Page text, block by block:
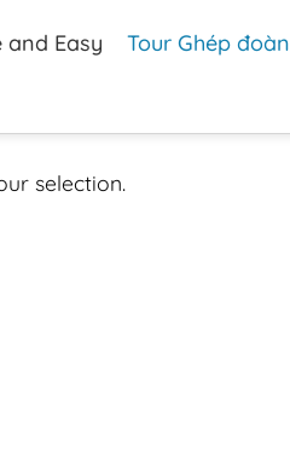
and Easy Tour Ghép đoàn
selection.